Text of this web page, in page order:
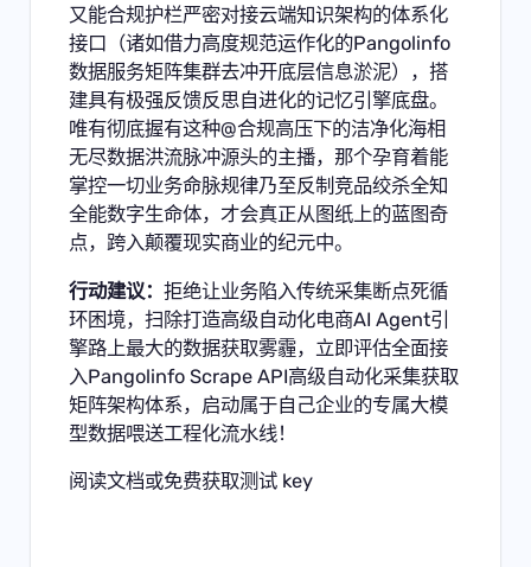
又能合规护栏严密对接云端知识架构的体系化
接口（诸如借力高度规范运作化的Pangolinfo
数据服务矩阵集群去冲开底层信息淤泥），搭
建具有极强反馈反思自进化的记忆引擎底盘。
唯有彻底握有这种@合规高压下的洁净化海相
无尽数据洪流脉冲源头的主播，那个孕育着能
掌控一切业务命脉规律乃至反制竞品绞杀全知
全能数字生命体，才会真正从图纸上的蓝图奇
点，跨入颠覆现实商业的纪元中。
行动建议：拒绝让业务陷入传统采集断点死循
环困境，扫除打造高级自动化电商AI Agent引
擎路上最大的数据获取雾霾， 立即评估全面接
入Pangolinfo Scrape API高级自动化采集获取
矩阵架构体系，启动属于自己企业的专属大模
型数据喂送工程化流水线！
阅读文档或免费获取测试 key